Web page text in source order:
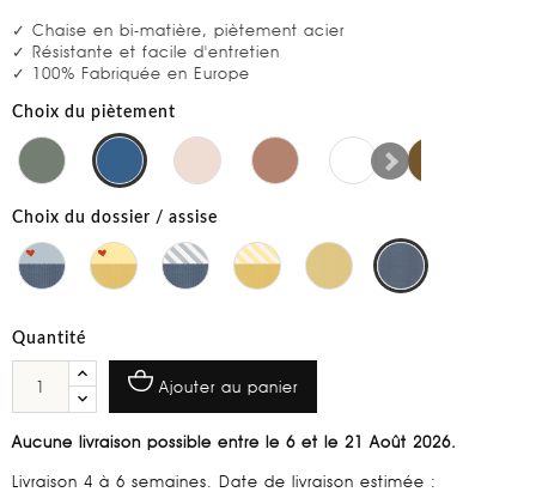
✓ Chaise en bi-matière, piètement acier
✓ Résistante et facile d'entretien
✓ 100% Fabriquée en Europe
Choix du piètement
Choix du dossier / assise
Quantité
Ajouter au panier
Aucune livraison possible entre le 6 et le 21 Août 2026.
Livraison 4 à 6 semaines. Date de livraison estimée :